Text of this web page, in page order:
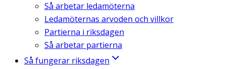
Så arbetar ledamöterna
Ledamöternas arvoden och villkor
Partierna i riksdagen
Så arbetar partierna
Så fungerar riksdagen